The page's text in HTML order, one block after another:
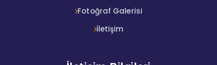
Fotoğraf Galerisi
İletişim